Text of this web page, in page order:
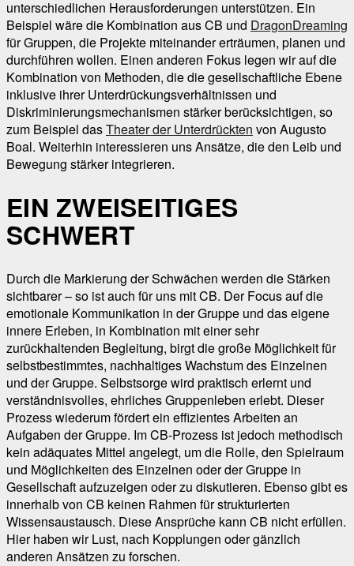
unterschiedlichen Herausforderungen unterstützen. Ein
Beispiel wäre die Kombination aus CB und DragonDreaming
für Gruppen, die Projekte miteinander erträumen, planen und
durchführen wollen. Einen anderen Fokus legen wir auf die
Kombination von Methoden, die die gesellschaftliche Ebene
inklusive ihrer Unterdrückungsverhältnissen und
Diskriminierungsmechanismen stärker berücksichtigen, so
zum Beispiel dasTheater der Unterdrückten von Augusto
Boal. Weiterhin interessieren uns Ansätze, die den Leib und
Bewegung stärker integrieren.
EIN ZWEISEITIGES
SCHWERT
Durch die Markierung der Schwächen werden die Stärken
sichtbarer – so ist auch für uns mit CB. Der Focus auf die
emotionale Kommunikation in der Gruppe und das eigene
innere Erleben, in Kombination mit einer sehr
zurückhaltenden Begleitung, birgt die große Möglichkeit für
selbstbestimmtes, nachhaltiges Wachstum des Einzelnen
und der Gruppe. Selbstsorge wird praktisch erlernt und
verständnisvolles, ehrliches Gruppenleben erlebt. Dieser
Prozess wiederum fördert ein effizientes Arbeiten an
Aufgaben der Gruppe. Im CB-Prozess ist jedoch methodisch
kein adäquates Mittel angelegt, um die Rolle, den Spielraum
und Möglichkeiten des Einzelnen oder der Gruppe in
Gesellschaft aufzuzeigen oder zu diskutieren. Ebenso gibt es
innerhalb von CB keinen Rahmen für strukturierten
Wissensaustausch. Diese Ansprüche kann CB nicht erfüllen.
Hier haben wir Lust, nach Kopplungen oder gänzlich
anderen Ansätzen zu forschen.